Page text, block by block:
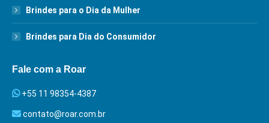
Brindes para o Dia da Mulher
Brindes para Dia do Consumidor
Fale com a Roar
+55 11 98354-4387
contato@roar.com.br